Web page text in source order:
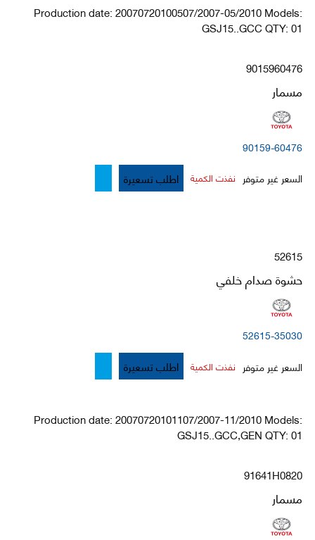
Production date: 20070720100507/2007-05/2010 Models:
GSJ15..GCC QTY: 01
9015960476
مسمار
90159-60476
السعر غير متوفر نفذت الكمية اطلب تسعيرة
52615
حشوة صدام خلفي
52615-35030
السعر غير متوفر نفذت الكمية اطلب تسعيرة
Production date: 20070720101107/2007-11/2010 Models:
GSJ15..GCC,GEN QTY: 01
91641H0820
مسمار